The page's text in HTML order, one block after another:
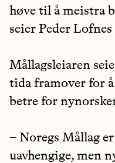
høve til å meistra
seier Peder Lofnes
Mållagsleiaren
tida framover for
betre for
– Noregs Mållag
uavhengige, men